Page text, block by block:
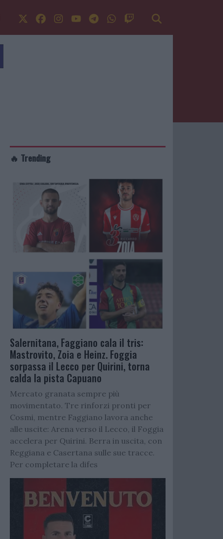
🔥 Trending
Salernitana, Faggiano cala il tris:
Mastrovito, Zoia e Heinz. Foggia
sorpassa il Lecco per Quirini, torna
calda la pista Capuano
Mercato granata sempre più
movimentato. Tre rinforzi pronti per
Cosmi, mentre Faggiano lavora anche
alle uscite: Arena verso il Lecco, il Foggia
accelera per Quirini. Berra in uscita, con
Reggiana e Casertana sulle sue tracce.
Per completare la difes